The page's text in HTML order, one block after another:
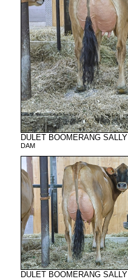
DULET BOOMERANG SALLY
DAM
DULET BOOMERANG SALLY